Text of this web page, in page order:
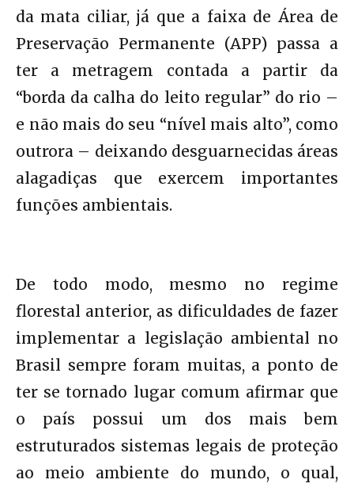
da mata ciliar, já que a faixa de Área de
Preservação Permanente (APP) passa a
ter a metragem contada a partir da
“borda da calha do leito regular” do rio –
e não mais do seu “nível mais alto”, como
outrora – deixando desguarnecidas áreas
alagadiças que exercem importantes
funções ambientais.
De todo modo, mesmo no regime
florestal anterior, as dificuldades de fazer
implementar a legislação ambiental no
Brasil sempre foram muitas, a ponto de
ter se tornado lugar comum afirmar que
o país possui um dos mais bem
estruturados sistemas legais de proteção
ao meio ambiente do mundo, o qual,